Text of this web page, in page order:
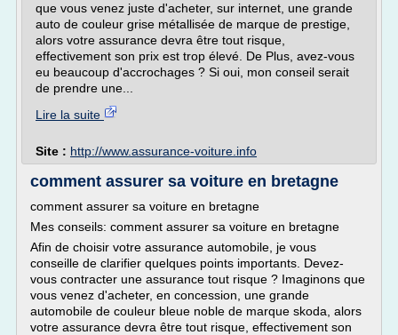
que vous venez juste d'acheter, sur internet, une grande
auto de couleur grise métallisée de marque de prestige,
alors votre assurance devra être tout risque,
effectivement son prix est trop élevé. De Plus, avez-vous
eu beaucoup d'accrochages ? Si oui, mon conseil serait
de prendre une...
Lire la suite
Site : http://www.assurance-voiture.info
comment assurer sa voiture en bretagne
comment assurer sa voiture en bretagne
Mes conseils: comment assurer sa voiture en bretagne
Afin de choisir votre assurance automobile, je vous
conseille de clarifier quelques points importants. Devez-
vous contracter une assurance tout risque ? Imaginons que
vous venez d'acheter, en concession, une grande
automobile de couleur bleue noble de marque skoda, alors
votre assurance devra être tout risque, effectivement son